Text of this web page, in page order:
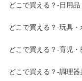
どこで買える？-日用品
どこで買える？-玩具・
どこで買える？-育児・
どこで買える？-調理